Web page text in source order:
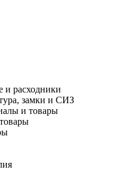
и расходники
замки и СИЗ
и товары